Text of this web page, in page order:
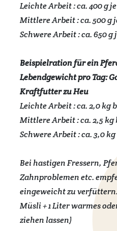
Leichte Arbeit : ca. 400 g
Mittlere Arbeit : ca. 500 g
Schwere Arbeit : ca. 650 g
Beispielration für ein
Lebendgewicht pro Tag:
Kraftfutter zu Heu
Leichte Arbeit : ca. 2,0 kg
Mittlere Arbeit : ca. 2,5 kg
Schwere Arbeit : ca. 3,0
Bei hastigen Fressern,
Zahnproblemen etc.
eingeweicht zu verfüttern.
Müsli + 1 Liter warmes
ziehen lassen)